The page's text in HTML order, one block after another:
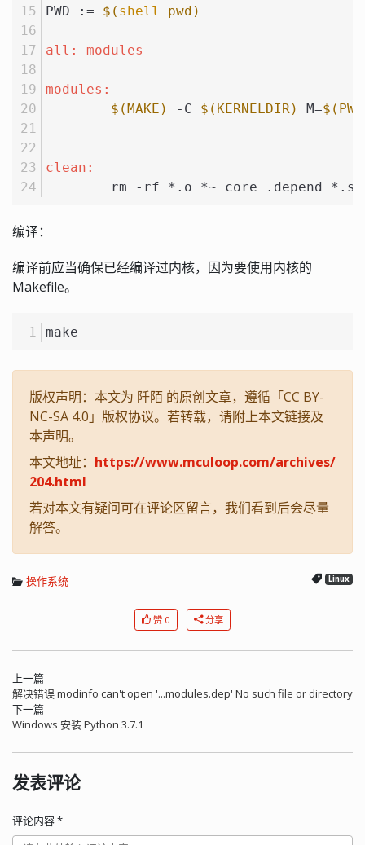
PWD := $( shell pwd)
all: modules
modules:
$(MAKE)
-C $(KERNELDIR) M=
clean:
rm -rf *.o *~ core .depend
编译：
编译前应当确保已经编译过内核，因为要使用内核的
Makefile。
make
版权声明：本文为 阡陌 的原创文章，遵循「CC BY-
NC-SA 4.0」版权协议。若转载，请附上本文链接及
本声明。
本文地址： https://www.mculoop.com/archives/
204.html
若对本文有疑问可在评论区留言，我们看到后会尽量
解答。
操作系统 Linux
赞 0 分享
上一篇
解决错误 modinfo can't open '...modules.dep' No such file or directory
下一篇
Windows 安装 Python 3.7.1
发表评论
评论内容*